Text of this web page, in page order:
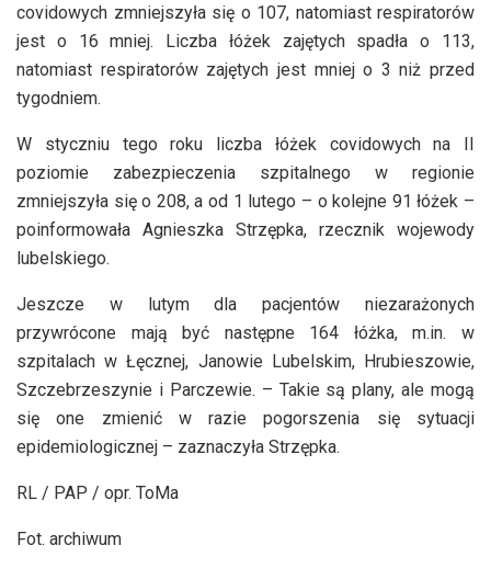
covidowych zmniejszyła się o 107, natomiast respiratorów
jest o 16 mniej. Liczba łóżek zajętych spadła o 113,
natomiast respiratorów zajętych jest mniej o 3 niż przed
tygodniem.
W styczniu tego roku liczba łóżek covidowych na II
poziomie zabezpieczenia szpitalnego w regionie
zmniejszyła się o 208, a od 1 lutego – o kolejne 91 łóżek –
poinformowała Agnieszka Strzępka, rzecznik wojewody
lubelskiego.
Jeszcze w lutym dla pacjentów niezarażonych
przywrócone mają być następne 164 łóżka, m.in. w
szpitalach w Łęcznej, Janowie Lubelskim, Hrubieszowie,
Szczebrzeszynie i Parczewie. – Takie są plany, ale mogą
się one zmienić w razie pogorszenia się sytuacji
epidemiologicznej – zaznaczyła Strzępka.
RL / PAP / opr. ToMa
Fot. archiwum